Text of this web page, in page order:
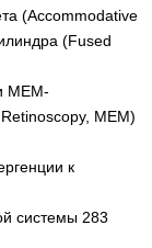
(Accommodative
(Fused
МЕМ-
MEM)
к
системы 283